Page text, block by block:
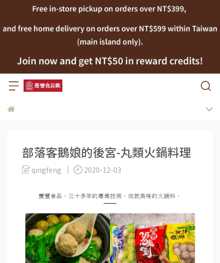
部落客鵝娘的後宮-丸類火鍋料理
qingfeng 2020-12-03